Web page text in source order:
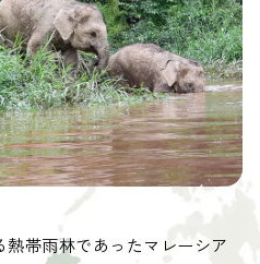
帯雨林であったマレーシア